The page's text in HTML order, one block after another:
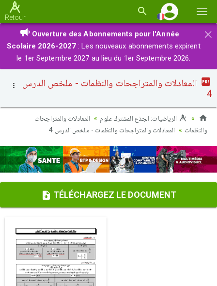
la
Retour
×
Ouverture des Abonnements pour l'Année
Scolaire 2026-2027 : Les nouveaux abonnements expirent
le 1er Septembre 2027 au lieu du 1er Septembre 2026.
المعادلات والمتراجحات والنظمات - ملخص الدرس
4
الرياضيات: الجذع المشترك علوم
المعادلات والمتراجحات
والنظمات
المعادلات والمتراجحات والنظمات - ملخص الدرس 4
TÉLÉCHARGEZ LE DOCUMENT